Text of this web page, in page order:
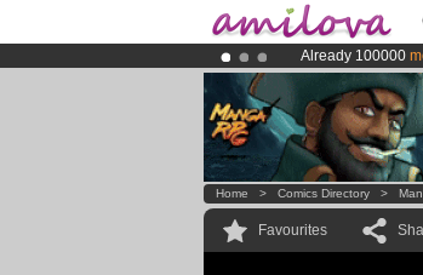
Already 100000
Amilova
Premium
Home > Comics Directory >
Favourites